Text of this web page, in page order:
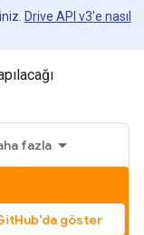
Drive API v3'e nasıl
fazla
göster